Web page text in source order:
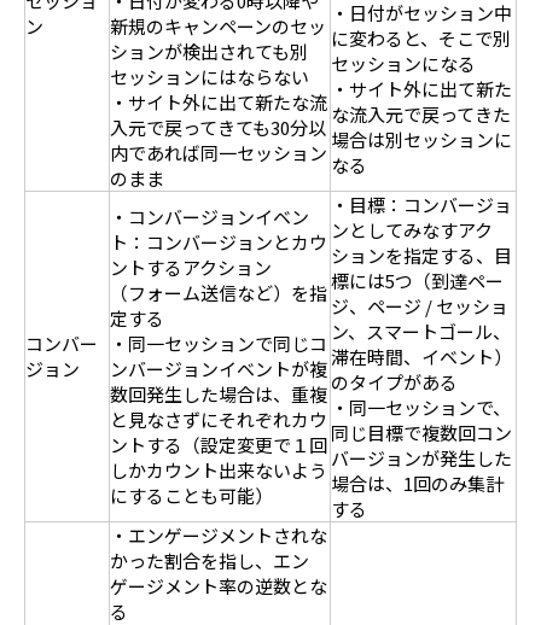
ン
新規のキャンペーンのセッ
ションが検出されても別
セッションにはならない
・サイト外に出て新たな流
入元で戻ってきても30分以
内であれば同一セッション
のまま
・日付がセッション中
に変わると、そこで別
セッションになる
・サイト外に出て新た
な流入元で戻ってきた
場合は別セッションに
なる
コンバー
ジョン
・コンバージョンイベン
ト：コンバージョンとカウ
ントするアクション
（フォーム送信など）を指
定する
・同一セッションで同じコ
ンバージョンイベントが複
数回発生した場合は、重複
と見なさずにそれぞれカウ
ントする（設定変更で１回
しかカウント出来ないよう
にすることも可能）
・目標：コンバージョ
ンとしてみなすアク
ションを指定する、目
標には5つ（到達ペー
ジ、ページ / セッショ
ン、スマートゴール、
滞在時間、イベント）
のタイプがある
・同一セッションで、
同じ目標で複数回コン
バージョンが発生した
場合は、1回のみ集計
する
・エンゲージメントされな
かった割合を指し、エン
ゲージメント率の逆数とな
る